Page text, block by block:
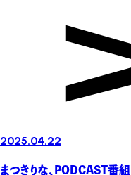
2025.04.22
まつきりな、PODCAST番